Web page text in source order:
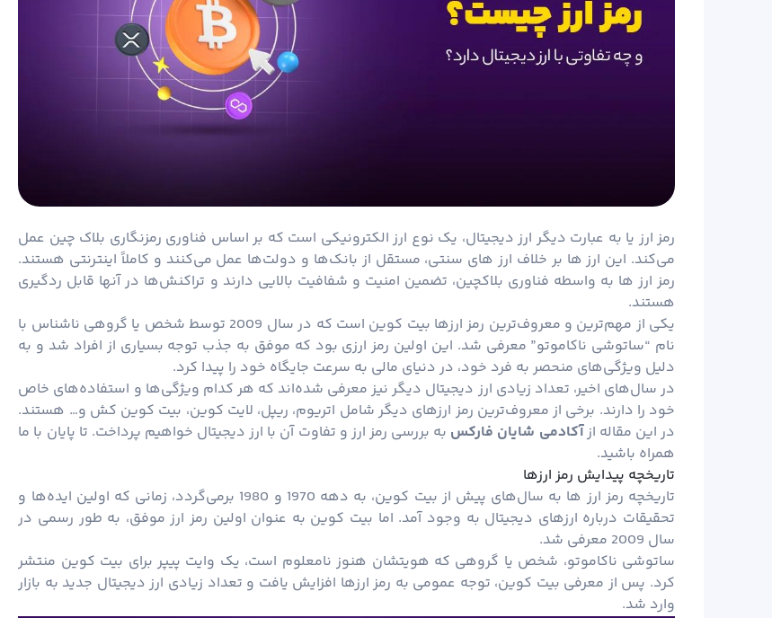
رمز ارز یا به عبارت دیگر ارز دیجیتال، یک نوع ارز الکترونیکی است که بر اساس فناوری رمزنگاری بلاک چین عمل
می‌کند. این ارز ها بر خلاف ارز های سنتی، مستقل از بانک‌ها و دولت‌ها عمل می‌کنند و کاملاً اینترنتی هستند.
رمز ارز ها به واسطه فناوری بلاکچین، تضمین امنیت و شفافیت بالایی دارند و تراکنش‌ها در آنها قابل ردگیری
هستند.
یکی از مهم‌ترین و معروف‌ترین رمز ارزها بیت کوین
است که در سال 2009 توسط شخص یا گروهی ناشناس با
نام “ساتوشی ناکاموتو” معرفی شد. این اولین رمز ارزی بود که موفق به جذب توجه بسیاری از افراد شد و به
دلیل ویژگی‌های منحصر به فرد خود، در دنیای مالی به سرعت جایگاه خود را پیدا کرد.
در سال‌های اخیر، تعداد زیادی ارز دیجیتال دیگر نیز معرفی شده‌اند که هر کدام ویژگی‌ها و استفاده‌های خاص
خود را دارند. برخی از معروف‌ترین رمز ارزهای دیگر شامل اتریوم، ریپل، لایت کوین، بیت کوین کش و… هستند.
در این مقاله ازآکادمی شایان فارکس به بررسی رمز ارز و تفاوت آن با ارز دیجیتال خواهیم پرداخت. تا پایان با ما
همراه باشید.
تاریخچه پیدایش رمز ارزها
تاریخچه رمز ارز ها به سال‌های پیش از بیت کوین، به دهه 1970 و 1980 برمی‌گردد، زمانی که اولین ایده‌ها و
تحقیقات درباره ارزهای دیجیتال به وجود آمد. اما بیت کوین به عنوان اولین رمز ارز موفق، به طور رسمی در
سال 2009 معرفی شد.
ساتوشی ناکاموتو، شخص یا گروهی که هویتشان هنوز نامعلوم است، یک وایت پیپربرای بیت کوین منتشر
کرد. پس از معرفی بیت کوین، توجه عمومی به رمز ارزها افزایش یافت و تعداد زیادی ارز دیجیتال جدید به بازار
وارد شد.